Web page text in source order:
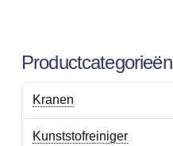
Productcategorieën
Kranen
Kunststofreiniger